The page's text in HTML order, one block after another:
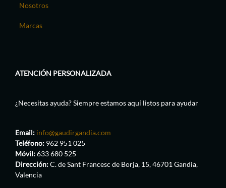
Nosotros
Marcas
ATENCIÓN PERSONALIZADA
¿Necesitas ayuda? Siempre estamos aquí listos para ayudar
Email: info@gaudirgandia.com
Teléfono: 962 951 025
Móvil:633 680 525
Dirección:C. de Sant Francesc de Borja, 15, 46701 Gandia,
Valencia